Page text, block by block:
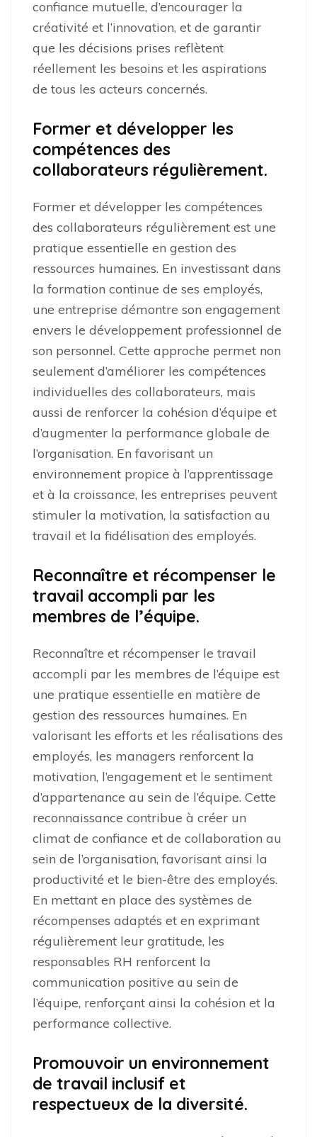
confiance mutuelle, d’encourager la
créativité et l’innovation, et de garantir
que les décisions prises reflètent
réellement les besoins et les aspirations
de tous les acteurs concernés.
Former et développer les
compétences des
collaborateurs régulièrement.
Former et développer les compétences
des collaborateurs régulièrement est une
pratique essentielle en gestion des
ressources humaines. En investissant dans
la formation continue de ses employés,
une entreprise démontre son engagement
envers le développement professionnel de
son personnel. Cette approche permet non
seulement d’améliorer les compétences
individuelles des collaborateurs, mais
aussi de renforcer la cohésion d’équipe et
d’augmenter la performance globale de
l’organisation. En favorisant un
environnement propice à l’apprentissage
et à la croissance, les entreprises peuvent
stimuler la motivation, la satisfaction au
travail et la fidélisation des employés.
Reconnaître et récompenser le
travail accompli par les
membres de l’équipe.
Reconnaître et récompenser le travail
accompli par les membres de l’équipe est
une pratique essentielle en matière de
gestion des ressources humaines. En
valorisant les efforts et les réalisations des
employés, les managers renforcent la
motivation, l’engagement et le sentiment
d’appartenance au sein de l’équipe. Cette
reconnaissance contribue à créer un
climat de confiance et de collaboration au
sein de l’organisation, favorisant ainsi la
productivité et le bien-être des employés.
En mettant en place des systèmes de
récompenses adaptés et en exprimant
régulièrement leur gratitude, les
responsables RH renforcent la
communication positive au sein de
l’équipe, renforçant ainsi la cohésion et la
performance collective.
Promouvoir un environnement
de travail inclusif et
respectueux de la diversité.